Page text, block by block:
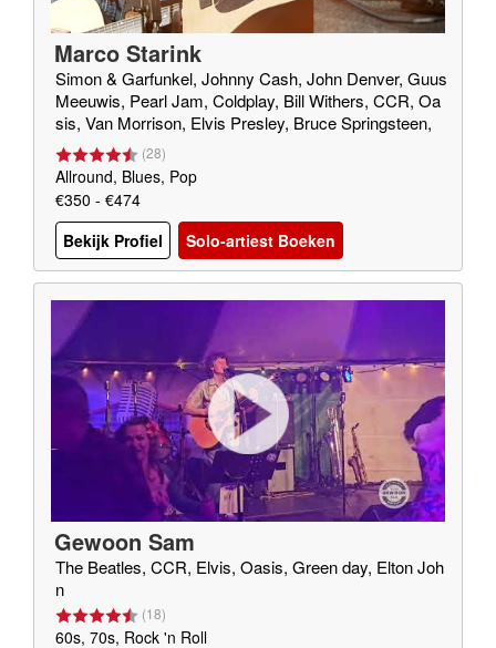
Marco Starink
Simon & Garfunkel, Johnny Cash, John Denver, Guus
Meeuwis, Pearl Jam, Coldplay, Bill Withers, CCR, Oa
sis, Van Morrison, Elvis Presley, Bruce Springsteen,
Green Day (28)
Allround, Blues, Pop
€350 - €474
Bekijk Profiel
Solo-artiest Boeken
Gewoon Sam
The Beatles, CCR, Elvis, Oasis, Green day, Elton Joh
n
(18)
60s, 70s, Rock 'n Roll